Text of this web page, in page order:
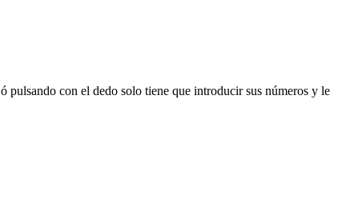
con el dedo solo tiene que introducir sus números y le